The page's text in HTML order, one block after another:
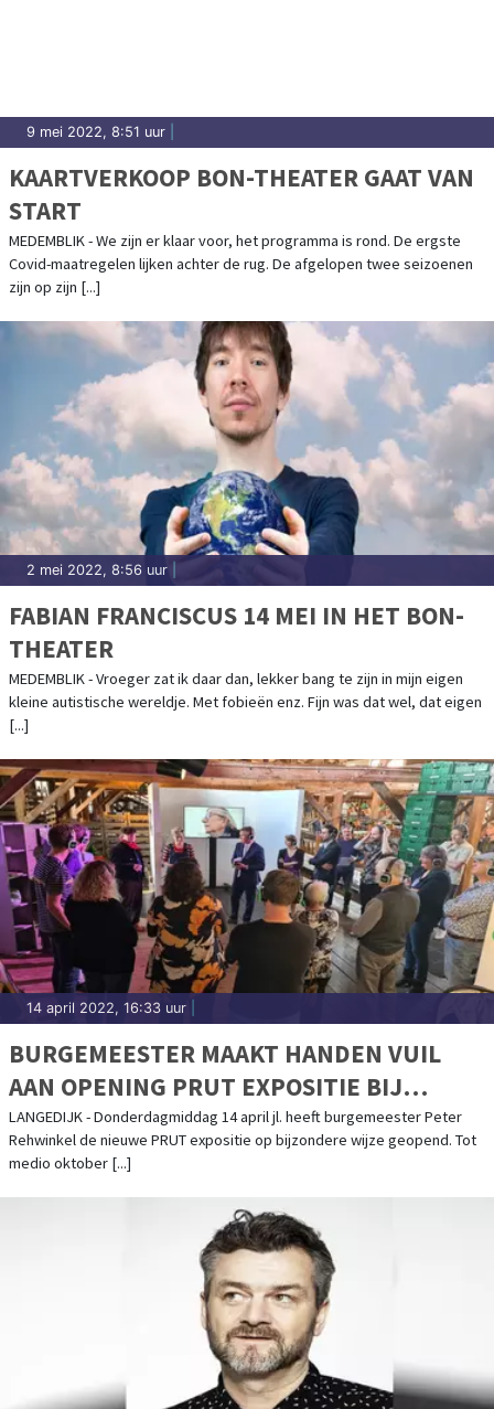
9 mei 2022, 8:51 uur
KAARTVERKOOP BON-THEATER GAAT VAN
START
MEDEMBLIK - We zijn er klaar voor, het programma is rond. De ergste
Covid-maatregelen lijken achter de rug. De afgelopen twee seizoenen
zijn op zijn [...]
2 mei 2022, 8:56 uur
FABIAN FRANCISCUS 14 MEI IN HET BON-
THEATER
MEDEMBLIK - Vroeger zat ik daar dan, lekker bang te zijn in mijn eigen
kleine autistische wereldje. Met fobieën enz. Fijn was dat wel, dat eigen
[...]
14 april 2022, 16:33 uur
BURGEMEESTER MAAKT HANDEN VUIL
AAN OPENING PRUT EXPOSITIE BIJ
MUSEUM BROEKERVEILING
LANGEDIJK - Donderdagmiddag 14 april jl. heeft burgemeester Peter
Rehwinkel de nieuwe PRUT expositie op bijzondere wijze geopend. Tot
medio oktober [...]